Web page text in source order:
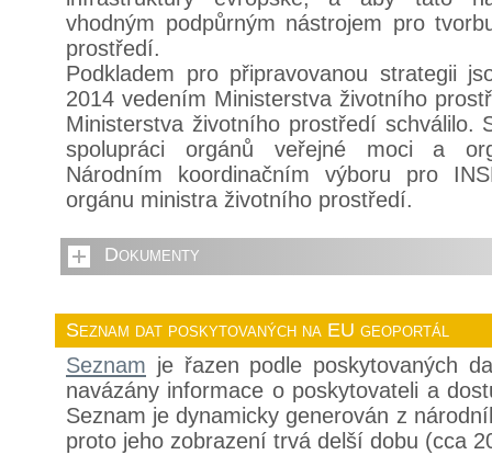
vhodným podpůrným nástrojem pro
prostředí.
Podkladem pro připravovanou strategii
2014 vedením Ministerstva životního
Ministerstva životního prostředí schválilo.
spolupráci orgánů veřejné moci a
Národním koordinačním výboru pro
orgánu ministra životního prostředí.
Dokumenty
Seznam dat poskytovaných na EU geoportál
Seznam je řazen podle poskytovaných
navázány informace o poskytovateli a
Seznam je dynamicky generován z
proto jeho zobrazení trvá delší dobu (cca